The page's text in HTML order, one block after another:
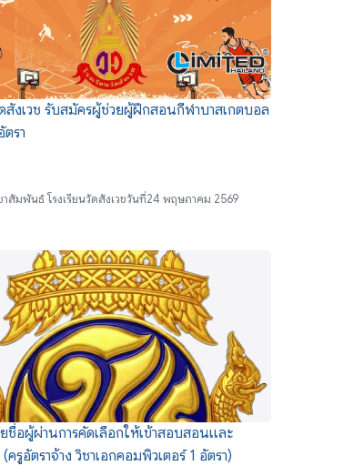
ดสังเวช รับสมัครผู้ช่วยผู้ฝึกสอนกีฬาบาสเกตบอล
รา
าสัมพันธ์ โรงเรียนวัดสังเวชวันที่24 พฤษภาคม 2569
ยชื่อผู้ผ่านการคัดเลือกให้เข้าสอบสอนและ
รูอัตราจ้าง วิชาเอกคอมพิวเตอร์ 1 อัตรา)